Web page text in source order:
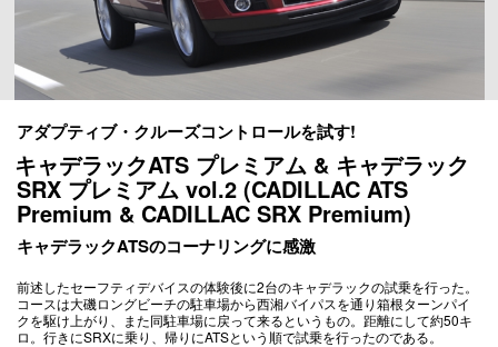
アダプティブ・クルーズコントロールを試す!
キャデラックATS プレミアム & キャデラック
SRX プレミアム vol.2 (CADILLAC ATS
Premium & CADILLAC SRX Premium)
キャデラックATSのコーナリングに感激
前述したセーフティデバイスの体験後に2台のキャデラックの試乗を行った。
コースは大磯ロングビーチの駐車場から西湘バイパスを通り箱根ターンパイ
クを駆け上がり、また同駐車場に戻って来るというもの。距離にして約50キ
ロ。行きにSRXに乗り、帰りにATSという順で試乗を行ったのである。